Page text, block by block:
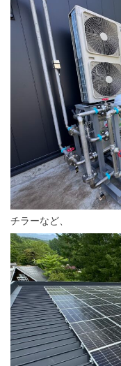
チラーなど、